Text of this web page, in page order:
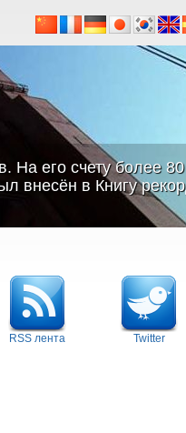
На его счету более 80
внесён в Книгу
RSS лента Twitter